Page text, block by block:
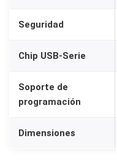
n
i
d
d
Seguridad
Chip USB-Serie
Soporte de
programación
Dimensiones